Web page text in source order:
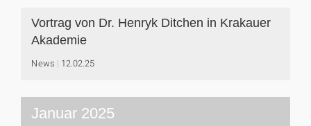
Vortrag von Dr. Henryk Ditchen in Krakauer
Akademie
News 12.02.25
Januar 2025